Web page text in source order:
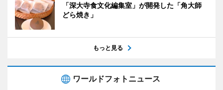
「深大寺食文化編集室」が開発した「角大師
どら焼き」
もっと見る
ワールドフォトニュース